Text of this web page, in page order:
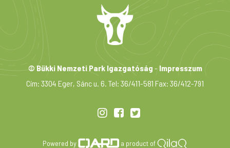
© Bükki Nemzeti Park Igazgatóság -Impresszum
Cím: 3304 Eger, Sánc u. 6. Tel: 36/411-581 Fax: 36/412-791
Powered by a product of